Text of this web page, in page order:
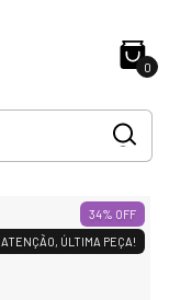
0
34% OFF
ATENÇÃO, ÚLTIMA PEÇA!